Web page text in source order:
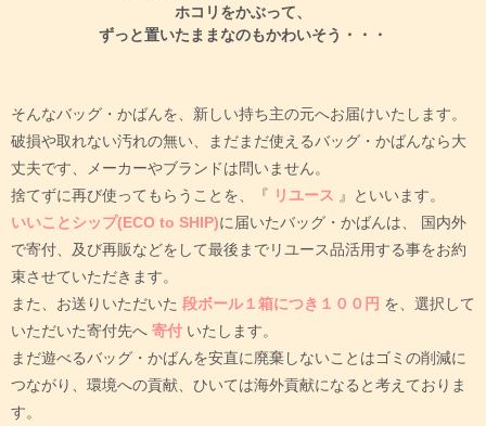
ホコリをかぶって、
ずっと置いたままなのもかわいそう・・・
そんなバッグ・かばんを、新しい持ち主の元へお届けいたします。
破損や取れない汚れの無い、まだまだ使えるバッグ・かばんなら大
丈夫です、メーカーやブランドは問いません。
捨てずに再び使ってもらうことを、『 リユース 』といいます。
いいことシップ(ECO to SHIP)に届いたバッグ・かばんは、
国内外
で寄付、及び再販などをして最後までリユース品活用する事をお約
束させていただきます。
また、お送りいただいた 段ボール１箱につき１００円 を、選択して
いただいた寄付先へ 寄付 いたします。
まだ遊べるバッグ・かばんを安直に廃棄しないことはゴミの削減に
つながり、環境への貢献、ひいては海外貢献になると考えておりま
す。